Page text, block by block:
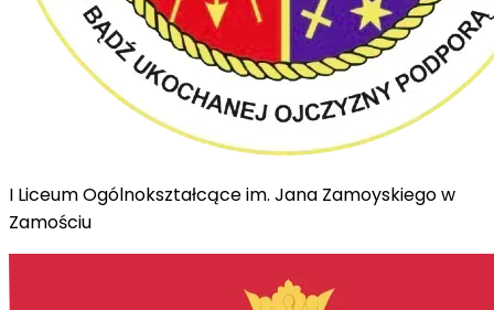
I Liceum Ogólnokształcące im. Jana Zamoyskiego w
Zamościu